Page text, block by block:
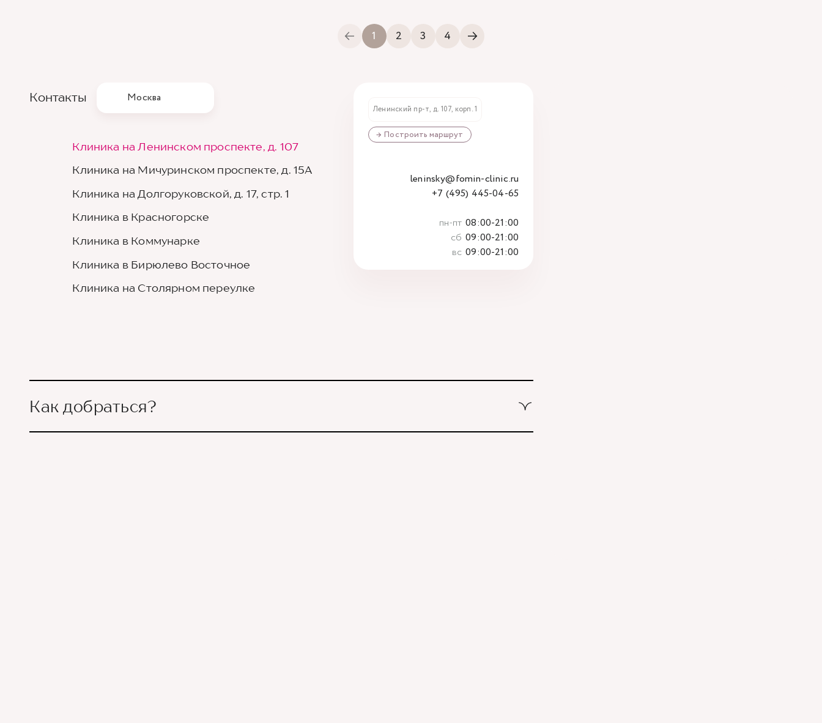
1 2 3 4
Контакты Москва
Клиника на Ленинском проспекте, д. 107
Клиника на Мичуринском проспекте, д. 15А
Клиника на Долгоруковской, д. 17, стр. 1
Клиника в Красногорске
Клиника в Коммунарке
Клиника в Бирюлево Восточное
Клиника на Столярном переулке
Ленинский пр-т, д. 107, корп. 1
→ Построить маршрут
leninsky@fomin-clinic.ru
+7 (495) 445-04-65
пн-пт 08:00-21:00
сб 09:00-21:00
вс 09:00-21:00
Как добраться?